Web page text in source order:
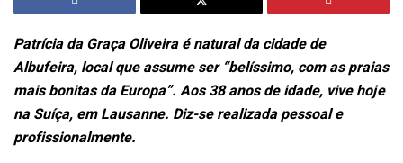
Patrícia da Graça Oliveira é natural da cidade de
Albufeira, local que assume ser “belíssimo, com as praias
mais bonitas da Europa”. Aos 38 anos de idade, vive hoje
na Suíça, em Lausanne. Diz-se realizada pessoal e
profissionalmente.